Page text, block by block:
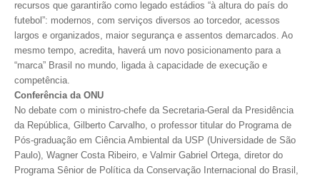
GUIA DAS ENGENHARIAS
CONTATO
CURSOS
ENGENHEIRO EMPREENDEDOR
SEESP EDUCAÇÃO
recursos que garantirão como legado estádios “à altura do país do
futebol”: modernos, com serviços diversos ao torcedor, acessos
largos e organizados, maior segurança e assentos demarcados. Ao
mesmo tempo, acredita, haverá um novo posicionamento para a
“marca” Brasil no mundo, ligada à capacidade de execução e
competência.
Conferência da ONU
No debate com o ministro-chefe da Secretaria-Geral da Presidência
da República, Gilberto Carvalho, o professor titular do Programa de
Pós-graduação em Ciência Ambiental da USP (Universidade de São
Paulo), Wagner Costa Ribeiro, e Valmir Gabriel Ortega, diretor do
Programa Sênior de Política da Conservação Internacional do Brasil,